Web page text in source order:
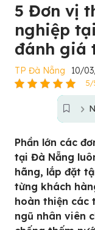
5 Đơn vị
nghiệp
đánh giá
TP Đà Nẵng 10/
5/
Phần lớn các
tại Đà Nẵng
hãng, lắp đặt
từng khách
hoàn thiện các
ngũ nhân viên